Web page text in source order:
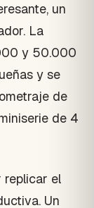
un
La
y 50.000
y se
de
de 4
replicar el
Un